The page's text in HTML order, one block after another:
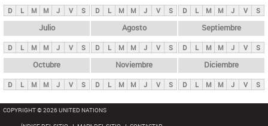
i
p
a
l
s
D L M M J V S D L M M J V S D L M M J V S
Julio
D L M M J V S
Agosto
D L M M J V S
Septiembre
D L M M J V S
Octubre
D L M M J V S
Noviembre
D L M M J V S
Diciembre
D L M M J V S
COPYRIGHT © 2026 UNITED NATIONS